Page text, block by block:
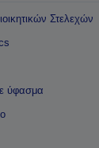
Στελεχών
ύφασμα